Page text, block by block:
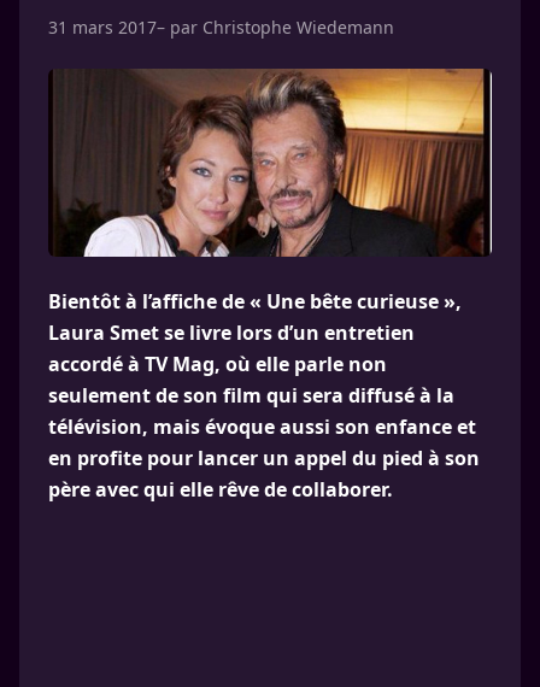
31 mars 2017– par Christophe Wiedemann
Bientôt à l’affiche de « Une bête curieuse »,
Laura Smet se livre lors d’un entretien
accordé à TV Mag, où elle parle non
seulement de son film qui sera diffusé à la
télévision, mais évoque aussi son enfance et
en profite pour lancer un appel du pied à son
père avec qui elle rêve de collaborer.